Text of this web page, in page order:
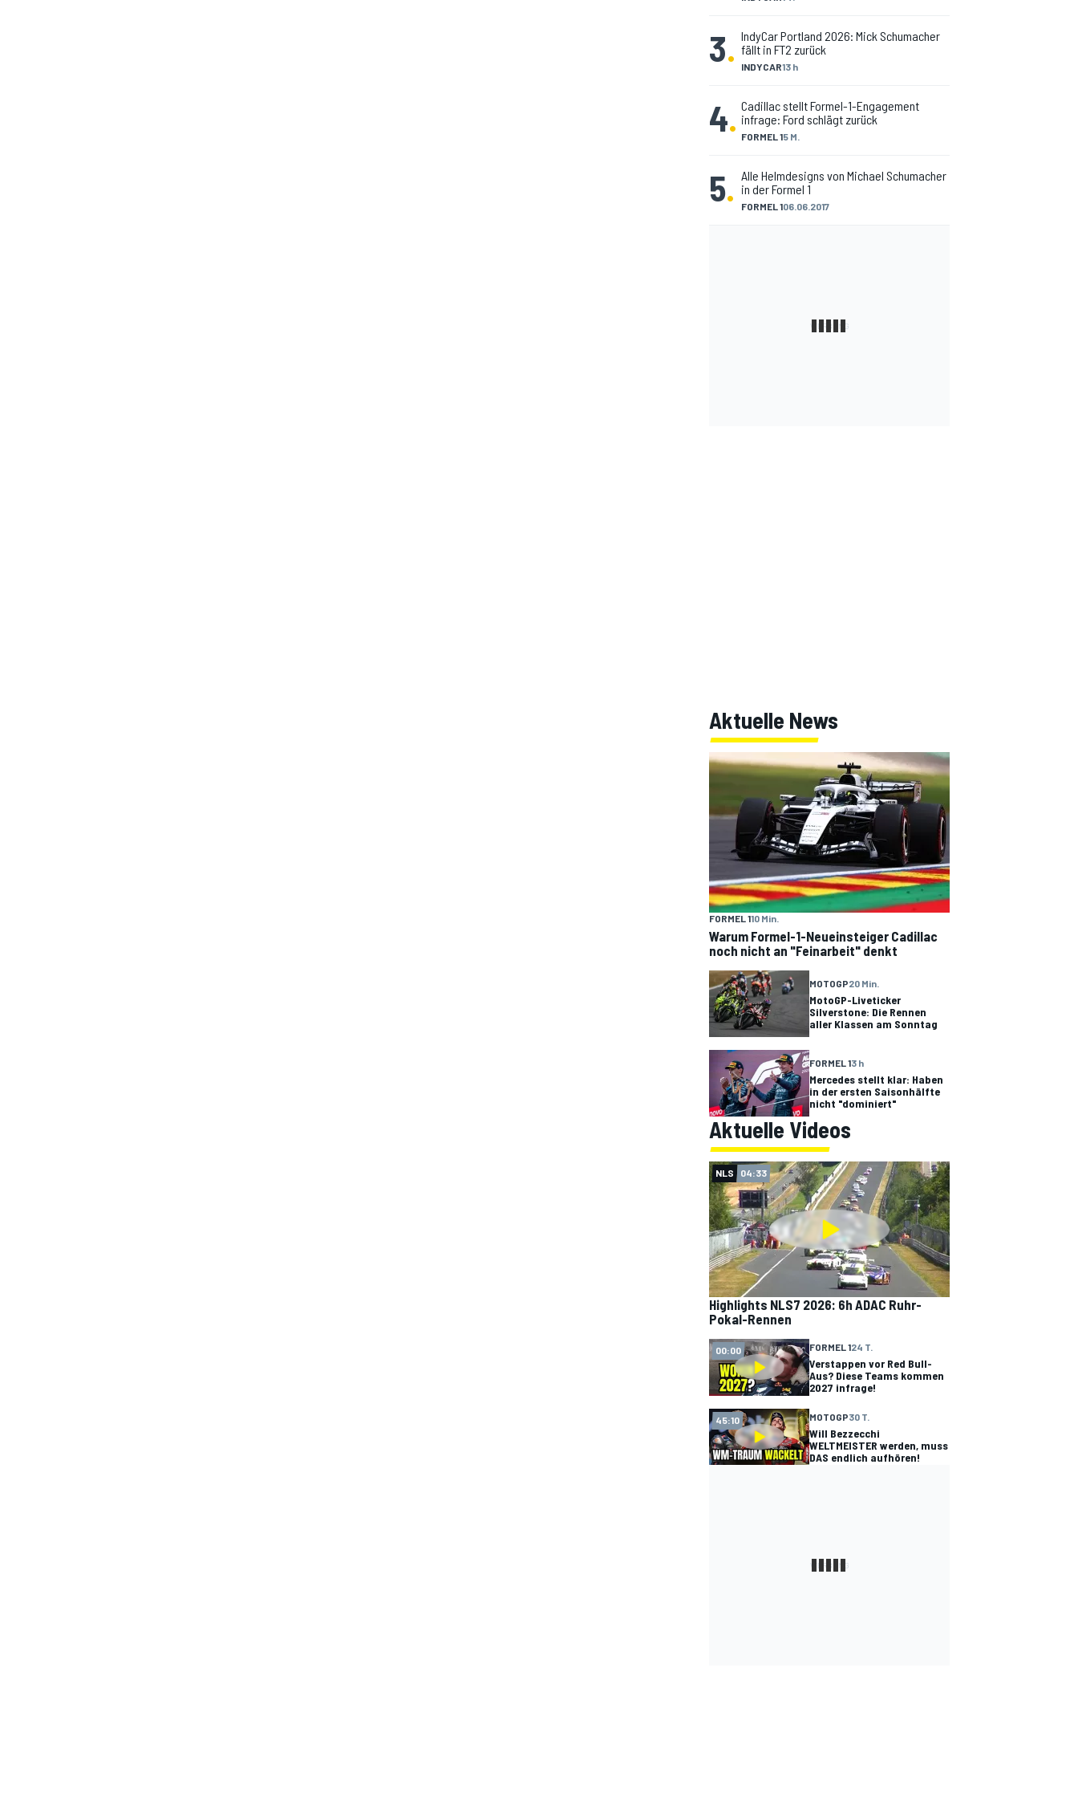
3. INDYCAR13 h
IndyCar Portland 2026: Mick Schumacher
fällt in FT2 zurück
4. FORMEL 15 M.
Cadillac stellt Formel-1-Engagement
infrage: Ford schlägt zurück
5. FORMEL 106.06.2017
Alle Helmdesigns von Michael Schumacher
in der Formel 1
Aktuelle News
FORMEL 110 Min.
Warum Formel-1-Neueinsteiger Cadillac
noch nicht an "Feinarbeit" denkt
MOTOGP20 Min.
MotoGP-Liveticker
Silverstone: Die Rennen
aller Klassen am Sonntag
FORMEL 13 h
Mercedes stellt klar: Haben
in der ersten Saisonhälfte
nicht "dominiert"
Aktuelle Videos
NLS 04:33
Highlights NLS7 2026: 6h ADAC Ruhr-
Pokal-Rennen
00:00 FORMEL 124 T.
Verstappen vor Red Bull-
Aus? Diese Teams kommen
2027 infrage!
45:10 MOTOGP30 T.
Will Bezzecchi
WELTMEISTER werden, muss
DAS endlich aufhören!